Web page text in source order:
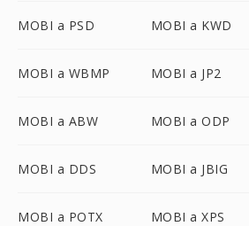
MOBI a PSD MOBI a KWD
MOBI a WBMP MOBI a JP2
MOBI a ABW MOBI a ODP
MOBI a DDS MOBI a JBIG
MOBI a POTX MOBI a XPS